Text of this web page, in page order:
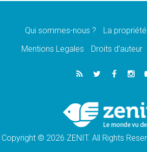
«construire la civilisation
La visite du Pape en
05.08.2026
«La visite du Pape en
Le nonce en Ukraine: «Il
d'entendre ceux qui
Qui sommes-nous ? La propriété
Mentions Legales
Droits d’auteur
Copyright © 2026 ZENIT. All Rights